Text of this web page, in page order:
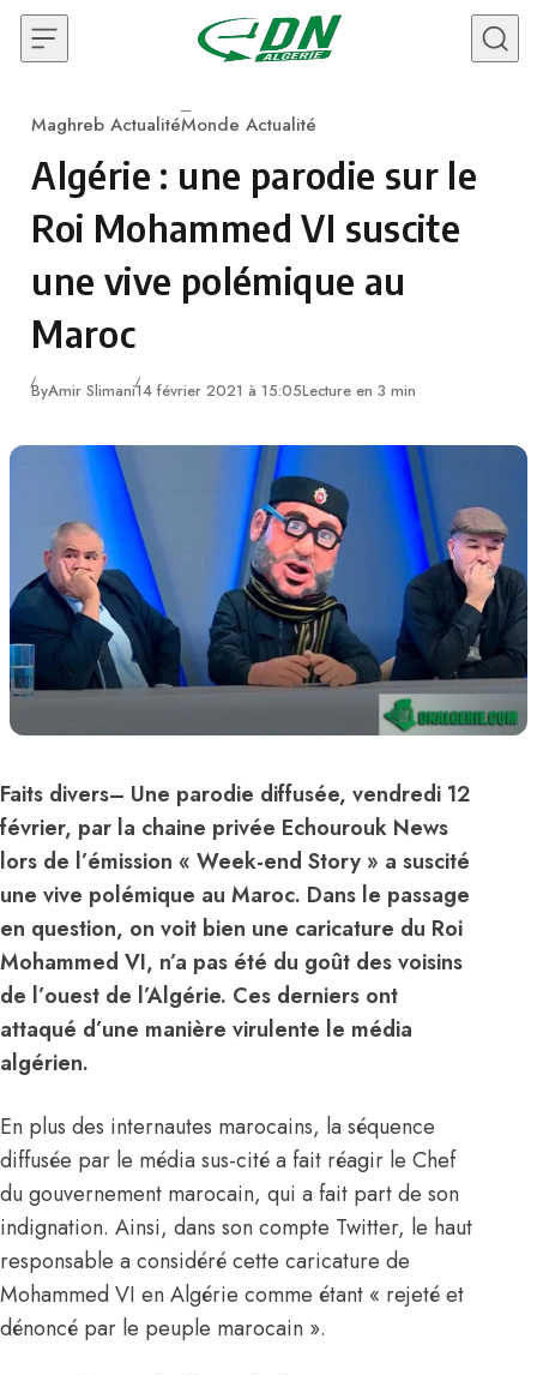
Skip to content
Category
Maghreb ActualitéMonde Actualité
Algérie : une parodie sur le
Roi Mohammed VI suscite
une vive polémique au
Maroc
ByAmir Slimani14 février 2021 à 15:05Lecture en 3 min
Faits divers– Une parodie diffusée, vendredi 12
février, par la chaine privée Echourouk News
lors de l’émission « Week-end Story » a suscité
une vive polémique au Maroc. Dans le passage
en question, on voit bien une caricature du Roi
Mohammed VI, n’a pas été du goût des voisins
de l’ouest de l’Algérie. Ces derniers ont
attaqué d’une manière virulente le média
algérien.
En plus des internautes marocains, la séquence
diffusée par le média sus-cité a fait réagir le Chef
du gouvernement marocain, qui a fait part de son
indignation. Ainsi, dans son compte Twitter, le haut
responsable a considéré cette caricature de
Mohammed VI en Algérie comme étant « rejeté et
dénoncé par le peuple marocain ».